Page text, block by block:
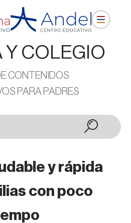
Y COLEGIO
CONTENIDOS
PARA PADRES
y rápida
con poco